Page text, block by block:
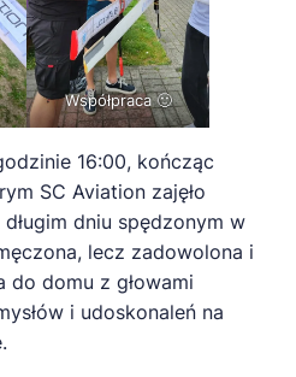
Współpraca 🙂
16:00, kończąc
SC Aviation zajęło
dniu spędzonym w
lecz zadowolona i
do domu z głowami
i udoskonaleń na